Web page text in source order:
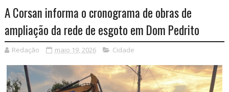
A Corsan informa o cronograma de obras de
ampliação da rede de esgoto em Dom Pedrito
Redação maio 19, 2026 Cidade